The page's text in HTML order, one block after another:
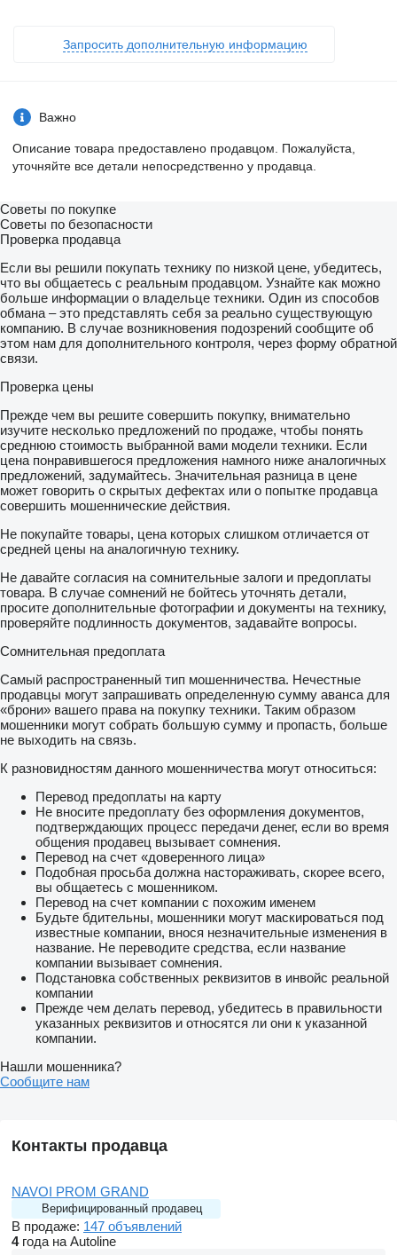
Запросить дополнительную информацию
Важно
Описание товара предоставлено продавцом. Пожалуйста,
уточняйте все детали непосредственно у продавца.
Советы по покупке
Советы по безопасности
Проверка продавца
Если вы решили покупать технику по низкой цене, убедитесь,
что вы общаетесь с реальным продавцом. Узнайте как можно
больше информации о владельце техники. Один из способов
обмана – это представлять себя за реально существующую
компанию. В случае возникновения подозрений сообщите об
этом нам для дополнительного контроля, через форму обратной
связи.
Проверка цены
Прежде чем вы решите совершить покупку, внимательно
изучите несколько предложений по продаже, чтобы понять
среднюю стоимость выбранной вами модели техники. Если
цена понравившегося предложения намного ниже аналогичных
предложений, задумайтесь. Значительная разница в цене
может говорить о скрытых дефектах или о попытке продавца
совершить мошеннические действия.
Не покупайте товары, цена которых слишком отличается от
средней цены на аналогичную технику.
Не давайте согласия на сомнительные залоги и предоплаты
товара. В случае сомнений не бойтесь уточнять детали,
просите дополнительные фотографии и документы на технику,
проверяйте подлинность документов, задавайте вопросы.
Сомнительная предоплата
Самый распространенный тип мошенничества. Нечестные
продавцы могут запрашивать определенную сумму аванса для
«брони» вашего права на покупку техники. Таким образом
мошенники могут собрать большую сумму и пропасть, больше
не выходить на связь.
К разновидностям данного мошенничества могут относиться:
Перевод предоплаты на карту
Не вносите предоплату без оформления документов,
подтверждающих процесс передачи денег, если во время
общения продавец вызывает сомнения.
Перевод на счет «доверенного лица»
Подобная просьба должна настораживать, скорее всего,
вы общаетесь с мошенником.
Перевод на счет компании с похожим именем
Будьте бдительны, мошенники могут маскироваться под
известные компании, внося незначительные изменения в
название. Не переводите средства, если название
компании вызывает сомнения.
Подстановка собственных реквизитов в инвойс реальной
компании
Прежде чем делать перевод, убедитесь в правильности
указанных реквизитов и относятся ли они к указанной
компании.
Нашли мошенника?
Сообщите нам
Контакты продавца
NAVOI PROM GRAND
Верифицированный продавец
В продаже: 147 объявлений
4года на Autoline